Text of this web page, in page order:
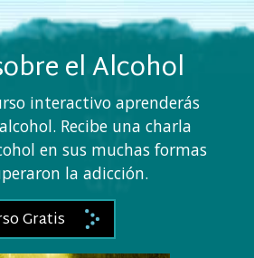
el Alcohol
interactivo aprenderás
Recibe una charla
en sus muchas formas
la adicción.
Gratis